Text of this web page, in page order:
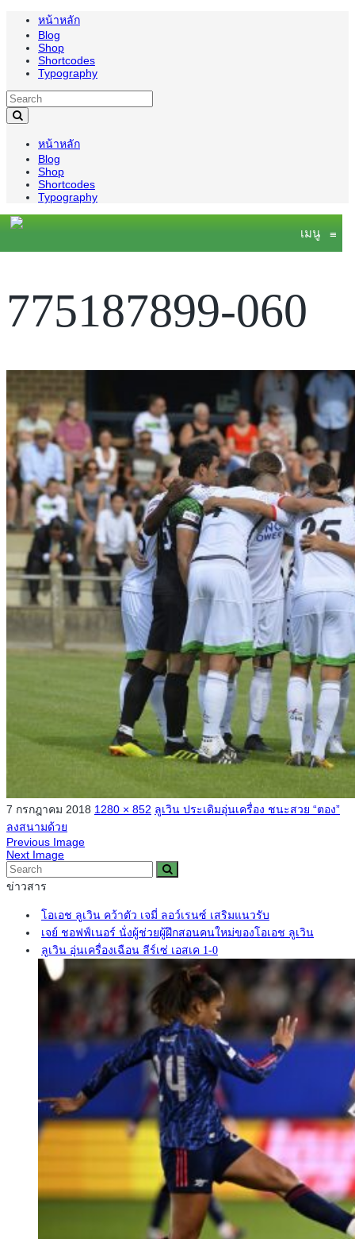
หน้าหลัก
Blog
Shop
Shortcodes
Typography
หน้าหลัก
Blog
Shop
Shortcodes
Typography
เมนู ≡
775187899-060
7 กรกฎาคม 2018 1280 × 852 ลูเวิน ประเดิมอุ่นเครื่อง ชนะสวย “ตอง”
ลงสนามด้วย
Previous Image
Next Image
ข่าวสาร
โอเอช ลูเวิน คว้าตัว เจมี่ ลอว์เรนซ์ เสริมแนวรับ
เจย์ ชอฟฟ์เนอร์ นั่งผู้ช่วยผู้ฝึกสอนคนใหม่ของโอเอช ลูเวิน
ลูเวิน อุ่นเครื่องเฉือน ลีร์เซ่ เอสเค 1-0